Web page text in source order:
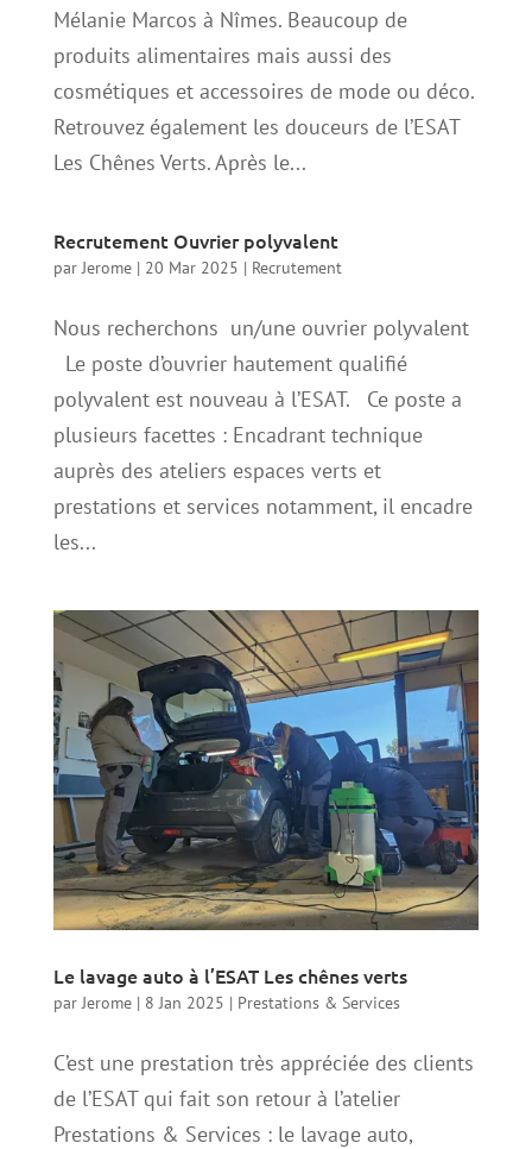
Mélanie Marcos à Nîmes. Beaucoup de
produits alimentaires mais aussi des
cosmétiques et accessoires de mode ou déco.
Retrouvez également les douceurs de l’ESAT
Les Chênes Verts. Après le...
Recrutement Ouvrier polyvalent
parJerome| 20 Mar 2025 | Recrutement
Nous recherchons un/une ouvrier polyvalent
Le poste d’ouvrier hautement qualifié
polyvalent est nouveau à l’ESAT. Ce poste a
plusieurs facettes : Encadrant technique
auprès des ateliers espaces verts et
prestations et services notamment, il encadre
les...
Le lavage auto à l’ESAT Les chênes verts
parJerome| 8 Jan 2025 | Prestations & Services
C’est une prestation très appréciée des clients
de l’ESAT qui fait son retour à l’atelier
Prestations & Services : le lavage auto,